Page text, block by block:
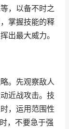
，以备不时之
掌握技能的释
出最大威力。
。先观察敌人
近战攻击。技
，运用范围性
，不要急于强